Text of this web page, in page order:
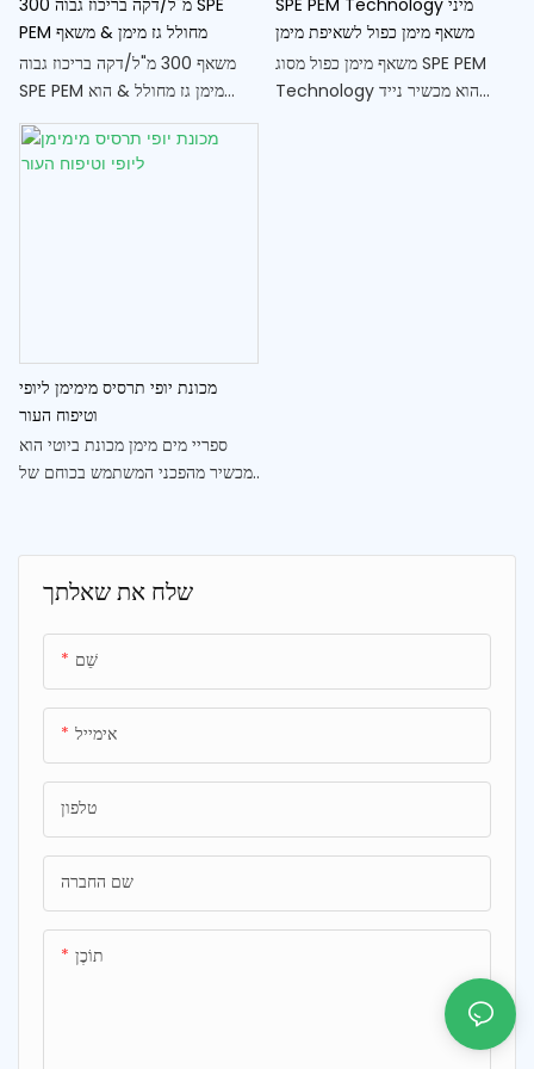
שלח את שאלתך
שֵׁם
אימייל
טלפון
שם החברה
תוֹכֶן
300 מ"ל/דקה בריכוז גבוה SPE
PEM מחולל גז מימן & משאף
משאף 300 מ"ל/דקה בריכוז גבוה
SPE PEM מימן גז מחולל & הוא
מכשיר חדשני המייצר גז מימן בטוהר
גבוה לטיפול באינהלציה. עם קצב
זרימה של 300 מ"ל לדקה, הוא
SPE PEM Technology מיני
משאף מימן כפול לשאיפת מימן
משאף מימן כפול מסוג SPE PEM
Technology הוא מכשיר נייד
מכונת יופי תרסיס מימימן ליופי
וטיפוח העור
ספריי מים מימן מכונת ביוטי הוא
מכשיר מהפכני המשתמש בכוחם של
העיצוב הקומפקטי והנייד שלו, כלי
היופי הזה מושלם לטיפוח עור
בדרכים, ומספק ערפל מרענן לעור
זוהר וצעיר